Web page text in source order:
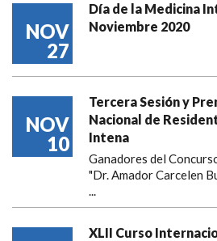
NOV
27
Día de la Medicina
Noviembre 2020
NOV
10
Tercera Sesión y
Nacional de
Intena
Ganadores del
"Dr. Amador Carcelen
...
XLII Curso